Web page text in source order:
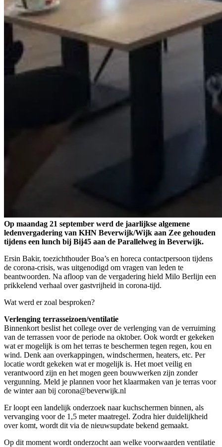
Op maandag 21 september werd de jaarlijkse algemene
ledenvergadering van KHN Beverwijk/Wijk aan Zee gehouden
tijdens een lunch bij Bij45 aan de Parallelweg in Beverwijk.
Ersin Bakir, toezichthouder Boa’s en horeca contactpersoon tijdens
de corona-crisis, was uitgenodigd om vragen van leden te
beantwoorden. Na afloop van de vergadering hield Milo Berlijn een
prikkelend verhaal over gastvrijheid in corona-tijd.
Wat werd er zoal besproken?
Verlenging terrasseizoen/ventilatie
Binnenkort beslist het college over de verlenging van de verruiming
van de terrassen voor de periode na oktober. Ook wordt er gekeken
wat er mogelijk is om het terras te beschermen tegen regen, kou en
wind. Denk aan overkappingen, windschermen, heaters, etc. Per
locatie wordt gekeken wat er mogelijk is. Het moet veilig en
verantwoord zijn en het mogen geen bouwwerken zijn zonder
vergunning. Meld je plannen voor het klaarmaken van je terras voor
de winter aan bij corona@beverwijk.nl
Er loopt een landelijk onderzoek naar kuchschermen binnen, als
vervanging voor de 1,5 meter maatregel. Zodra hier duidelijkheid
over komt, wordt dit via de nieuwsupdate bekend gemaakt.
Op dit moment wordt onderzocht aan welke voorwaarden ventilatie